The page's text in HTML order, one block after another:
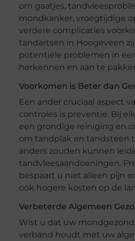
om gaatjes,
mondkanker, vroegtijdige
verdere complicaties
tandartsen in Hoogeveen
potentiële problemen in
herkennen en aan te
Voorkomen is Beter dan
Een ander cruciaal aspect
controles is preventie. Bij
een grondige reiniging en
om tandplak en tandsteen
anders zouden kunnen
tandvleesaandoeningen.
bespaart u niet alleen pijn
ook hogere kosten op de
Verbeterde Algemeen
Wist u dat uw
verband houdt met uw